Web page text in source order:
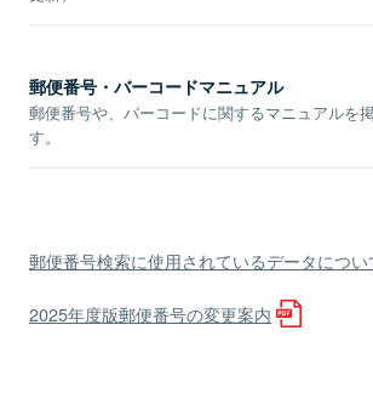
郵便番号・バーコードマニュアル
郵便番号や、バーコードに関するマニュアルを
す。
郵便番号検索に使用されているデータについ
2025年度版郵便番号の変更案内